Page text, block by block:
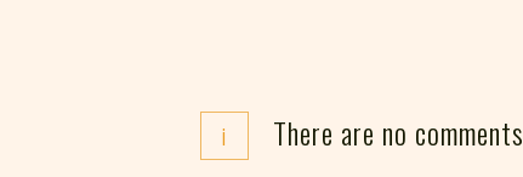
i There are no comments